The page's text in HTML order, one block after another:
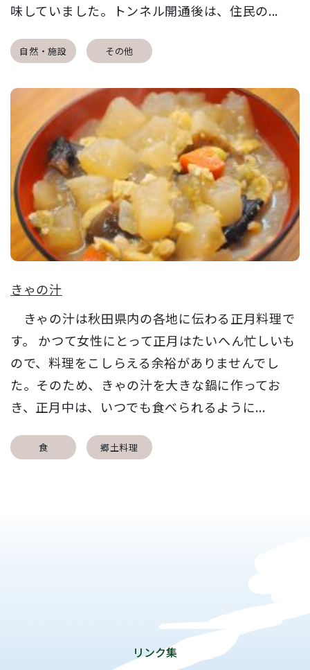
味していました。トンネル開通後は、住民の...
自然・施設 その他
きゃの汁
きゃの汁は秋田県内の各地に伝わる正月料理で
す。 かつて女性にとって正月はたいへん忙しいも
ので、料理をこしらえる余裕がありませんでし
た。そのため、きゃの汁を大きな鍋に作ってお
き、正月中は、いつでも食べられるように...
食 郷土料理
リンク集